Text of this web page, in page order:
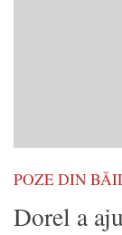
POZE DIN
Dorel a